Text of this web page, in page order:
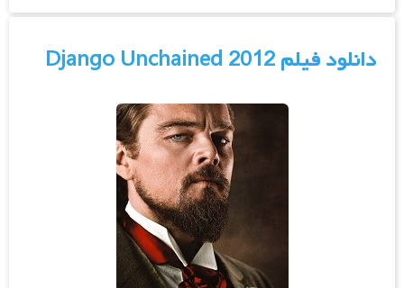
دانلود فیلم Django Unchained 2012